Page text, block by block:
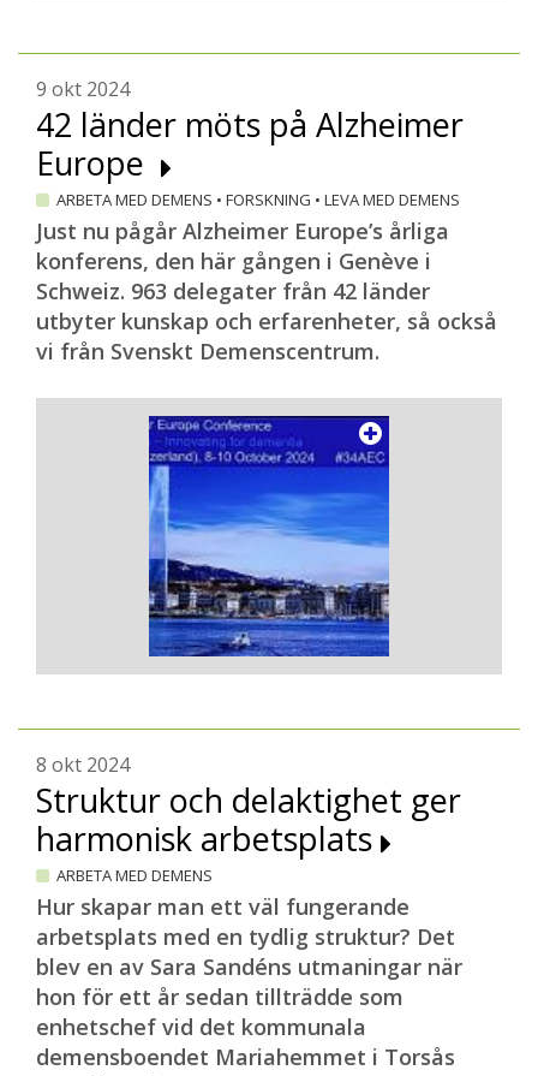
9 okt 2024
42 länder möts på Alzheimer
Europe
ARBETA MED DEMENS • FORSKNING • LEVA MED DEMENS
Just nu pågår Alzheimer Europe’s årliga
konferens, den här gången i Genève i
Schweiz. 963 delegater från 42 länder
utbyter kunskap och erfarenheter, så också
vi från Svenskt Demenscentrum.
8 okt 2024
Struktur och delaktighet ger
harmonisk arbetsplats
ARBETA MED DEMENS
Hur skapar man ett väl fungerande
arbetsplats med en tydlig struktur? Det
blev en av Sara Sandéns utmaningar när
hon för ett år sedan tillträdde som
enhetschef vid det kommunala
demensboendet Mariahemmet i Torsås